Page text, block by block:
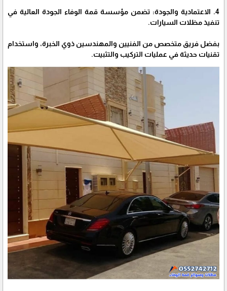
4. الاعتمادية والجودة: تضمن مؤسسة قمة الوفاء الجودة العالية في
تنفيذ مظلات السيارات.
بفضل فريق متخصص من الفنيين والمهندسين ذوي الخبرة، واستخدام
تقنيات حديثة في عمليات التركيب والتثبيت.